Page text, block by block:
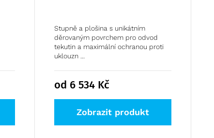
Stupně a plošina s unikátním
děrovaným povrchem pro odvod
tekutin a maximální ochranou proti
uklouzn ...
od 6 534 Kč
Zobrazit produkt